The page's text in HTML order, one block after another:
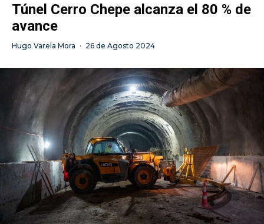
Túnel Cerro Chepe alcanza el 80 % de
avance
Hugo Varela Mora · 26 de Agosto 2024